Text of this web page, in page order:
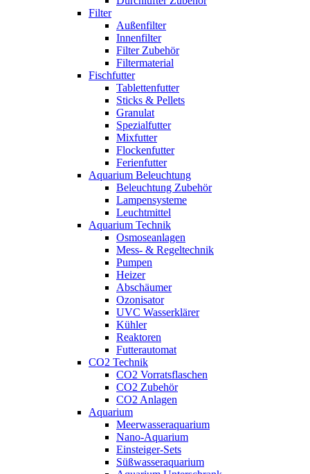
Filter
Außenfilter
Innenfilter
Filter Zubehör
Filtermaterial
Fischfutter
Tablettenfutter
Sticks & Pellets
Granulat
Spezialfutter
Mixfutter
Flockenfutter
Ferienfutter
Aquarium Beleuchtung
Beleuchtung Zubehör
Lampensysteme
Leuchtmittel
Aquarium Technik
Osmoseanlagen
Mess- & Regeltechnik
Pumpen
Heizer
Abschäumer
Ozonisator
UVC Wasserklärer
Kühler
Reaktoren
Futterautomat
CO2 Technik
CO2 Vorratsflaschen
CO2 Zubehör
CO2 Anlagen
Aquarium
Meerwasseraquarium
Nano-Aquarium
Einsteiger-Sets
Süßwasseraquarium